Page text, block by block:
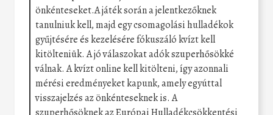
önkénteseket.A játék során a jelentkezőknek
tanulniuk kell, majd egy csomagolási hulladékok
gyűjtésére és kezelésére fókuszáló kvízt kell
kitölteniük. A jó válaszokat adók szuperhősökké
válnak. A kvízt online kell kitölteni, így azonnali
mérési eredményeket kapunk, amely egyúttal
visszajelzés az önkénteseknek is. A
szuperhősöknek az Európai Hulladékcsökkentési